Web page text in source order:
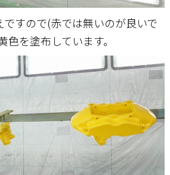
すので(赤では無いのが良いで
色を塗布しています。